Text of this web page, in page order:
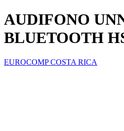
AUDIFONO
BLUETOOTH
EUROCOMP COSTA RICA